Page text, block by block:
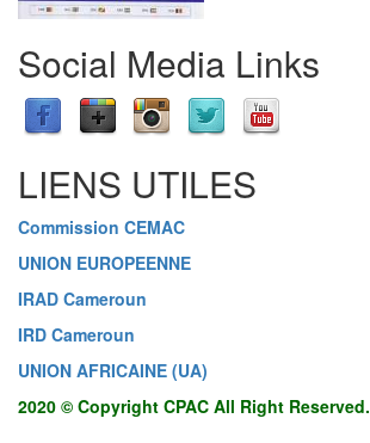
Social Media Links
LIENS UTILES
Commission CEMAC
UNION EUROPEENNE
IRAD Cameroun
IRD Cameroun
UNION AFRICAINE (UA)
2020 © Copyright CPAC All Right Reserved.